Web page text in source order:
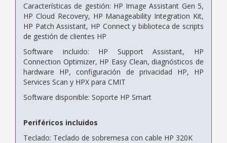
Características de gestión: HP Image Assistant Gen 5,
HP Cloud Recovery, HP Manageability Integration Kit,
HP Patch Assistant, HP Connect y biblioteca de scripts
de gestión de clientes HP
Software incluido: HP Support Assistant, HP
Connection Optimizer, HP Easy Clean, diagnósticos de
hardware HP, configuración de privacidad HP, HP
Services Scan y HPX para CMIT
Software disponible: Soporte HP Smart
Periféricos incluidos
Teclado: Teclado de sobremesa con cable HP 320K